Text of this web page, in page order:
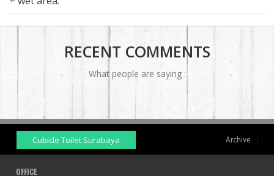
RECENT COMMENTS
What people are saying :
Cubicle Toilet Surabaya Archive
OFFICE